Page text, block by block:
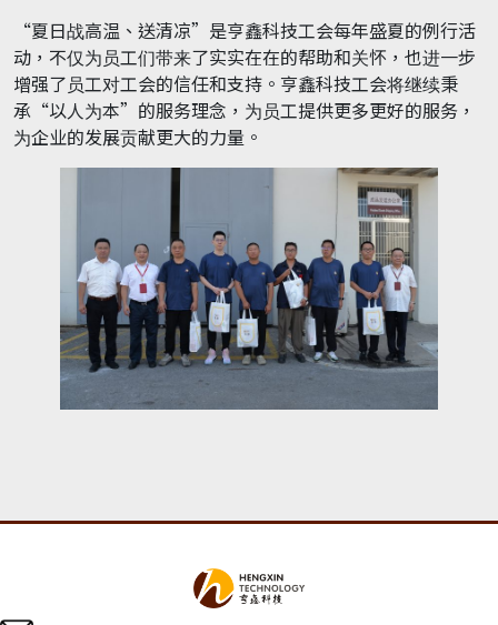
“夏日战高温、送清凉”是亨鑫科技工会每年盛夏的例行活
动，不仅为员工们带来了实实在在的帮助和关怀，也进一步
增强了员工对工会的信任和支持。亨鑫科技工会将继续秉
承“以人为本”的服务理念，为员工提供更多更好的服务，
为企业的发展贡献更大的力量。